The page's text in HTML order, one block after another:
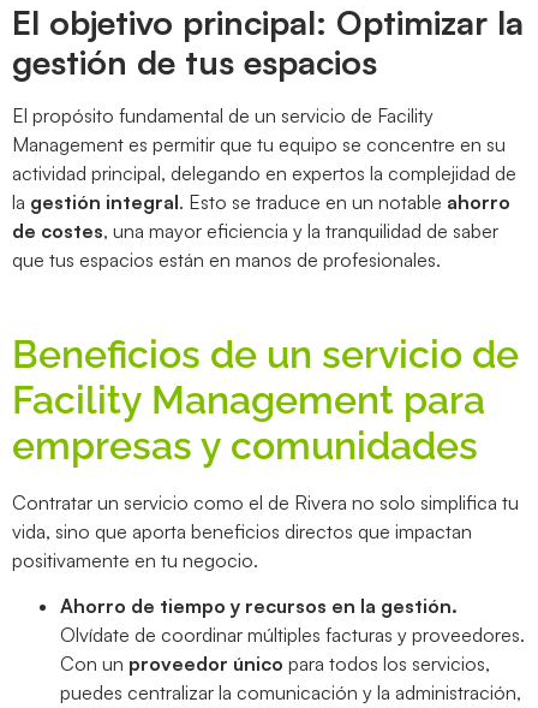
El objetivo principal: Optimizar la
gestión de tus espacios
El propósito fundamental de un servicio de Facility
Management es permitir que tu equipo se concentre en su
actividad principal, delegando en expertos la complejidad de
la gestión integral. Esto se traduce en un notable ahorro
de costes, una mayor eficiencia y la tranquilidad de saber
que tus espacios están en manos de profesionales.
Beneficios de un servicio de
Facility Management para
empresas y comunidades
Contratar un servicio como el de Rivera no solo simplifica tu
vida, sino que aporta beneficios directos que impactan
positivamente en tu negocio.
Ahorro de tiempo y recursos en la gestión.
Olvídate de coordinar múltiples facturas y proveedores.
Con un proveedor único para todos los servicios,
puedes centralizar la comunicación y la administración,